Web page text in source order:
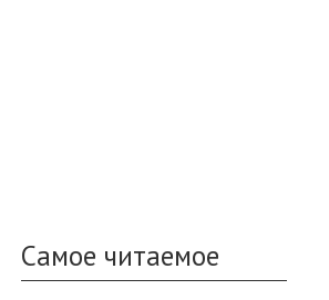
Самое читаемое